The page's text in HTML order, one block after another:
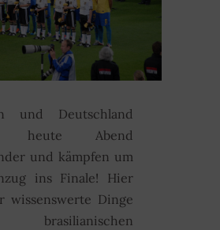
und Deutschland
heute Abend
und kämpfen um
ins Finale! Hier
wissenswerte Dinge